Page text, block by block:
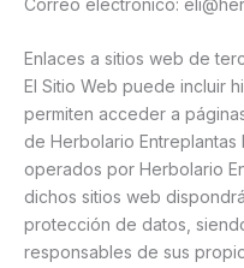
Correo electrónico:
Enlaces a sitios web de
El Sitio Web puede incluir
permiten acceder a
de Herbolario
operados por Herbolario
dichos sitios web
protección de datos,
responsables de sus